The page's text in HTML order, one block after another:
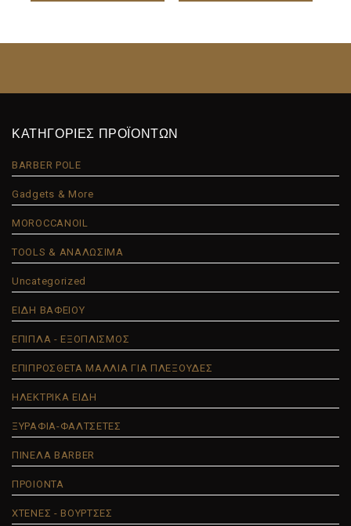
ΚΑΤΗΓΟΡΙΕΣ ΠΡΟΪΟΝΤΩΝ
BARBER POLE
Gadgets & More
MOROCCANOIL
TOOLS & ΑΝΑΛΩΣΙΜΑ
Uncategorized
ΕΙΔΗ ΒΑΦΕΙΟΥ
ΕΠΙΠΛΑ - ΕΞΟΠΛΙΣΜΟΣ
ΕΠΙΠΡΟΣΘΕΤΑ ΜΑΛΛΙΑ ΓΙΑ ΠΛΕΞΟΥΔΕΣ
ΗΛΕΚΤΡΙΚΑ ΕΙΔΗ
ΞΥΡΑΦΙΑ-ΦΑΛΤΣΕΤΕΣ
ΠΙΝΕΛΑ BARBER
ΠΡΟΙΟΝΤΑ
ΧΤΕΝΕΣ - ΒΟΥΡΤΣΕΣ